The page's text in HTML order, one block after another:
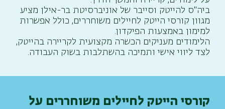
ביה"ס להייטק וסייבר של אוניברסיטת בר-אילן מציע
מגוון קורסי הייטק לחיילים משוחררים, כולל אפשרות
למימון באמצעות הפיקדון.
הלימודים מעניקים הכשרה מקצועית לקריירה בהייטק,
לצד ליווי אישי ותמיכה בהשתלבות בשוק העבודה.
קורסי הייטק לחיילים משוחררים על